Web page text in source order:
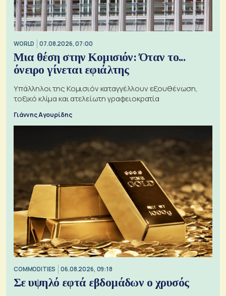
WORLD 07.08.2026, 07:00
Μια θέση στην Κομισιόν: Όταν το...
όνειρο γίνεται εφιάλτης
Υπάλληλοι της Κομισιόν καταγγέλλουν εξουθένωση,
τοξικό κλίμα και ατελείωτη γραφειοκρατία
Γιάννης Αγουρίδης
COMMODITIES 06.08.2026, 09:18
Σε υψηλό εφτά εβδομάδων ο χρυσός